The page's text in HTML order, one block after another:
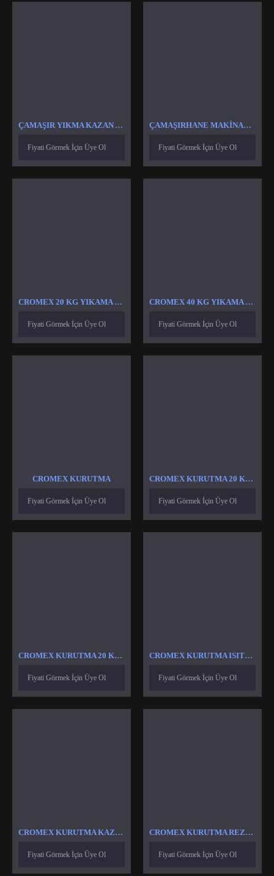
ÇAMAŞIR YIKMA KAZAN ASKI YAY
Fiyati Görmek İçin Üye Ol
ÇAMAŞIRHANE MAKINALARI İNVERTÖR HIZ KONTROL CIHAZI SÜRÜCÜSÜ
Fiyati Görmek İçin Üye Ol
CROMEX 20 KG YIKAMA REZISTANSI
Fiyati Görmek İçin Üye Ol
CROMEX 40 KG YIKAMA REZISTANSI
Fiyati Görmek İçin Üye Ol
CROMEX KURUTMA
Fiyati Görmek İçin Üye Ol
CROMEX KURUTMA 20 KG ISITICI REZISTANS
Fiyati Görmek İçin Üye Ol
CROMEX KURUTMA 20 KG ISITICI REZISTANS
Fiyati Görmek İçin Üye Ol
CROMEX KURUTMA ISITICI
Fiyati Görmek İçin Üye Ol
CROMEX KURUTMA KAZAN ISITICI
Fiyati Görmek İçin Üye Ol
CROMEX KURUTMA REZISTANS
Fiyati Görmek İçin Üye Ol